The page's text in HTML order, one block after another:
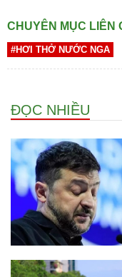
CHUYÊN MỤC LIÊN
#HƠI THỞ NƯỚC NGA
ĐỌC NHIỀU